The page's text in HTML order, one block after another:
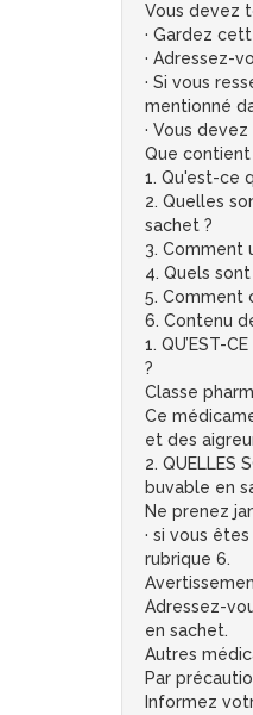
Vous devez
· Gardez
· Adressez-
· Si vous
mentionné
· Vous
Que
1. Qu'est-ce
2. Quelles
sachet ?
3. Comment
4. Quels
5. Comment
6. Contenu
1. QU’EST-
?
Classe
Ce
et des
2. QUELLES
buvable en
Ne prenez
· si vous
rubrique 6.
Adressez-
en sachet.
Autres
Par
Informez